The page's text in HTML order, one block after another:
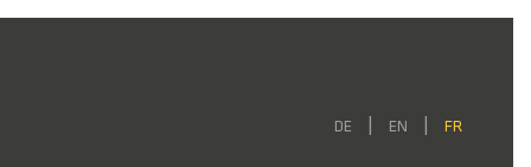
DE EN FR